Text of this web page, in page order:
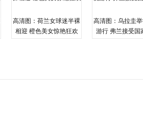
高清图：荷兰女球迷半裸
相迎 橙色美女惊艳狂欢
高清图：乌拉圭
游行 弗兰接受国